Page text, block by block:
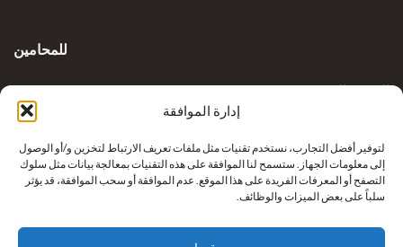
إدارة الموافقة
لتوفير أفضل التجارب، نستخدم تقنيات مثل ملفات تعريف الارتباط لتخزين و/أو الوصول
إلى معلومات الجهاز. ستسمح لنا الموافقة على هذه التقنيات بمعالجة بيانات مثل سلوك
التصفح أو المعرفات الفريدة على هذا الموقع. عدم الموافقة أو سحب الموافقة، قد يؤثر
سلباً على بعض الميزات والوظائف.
للمحامين
المدونة السريرية